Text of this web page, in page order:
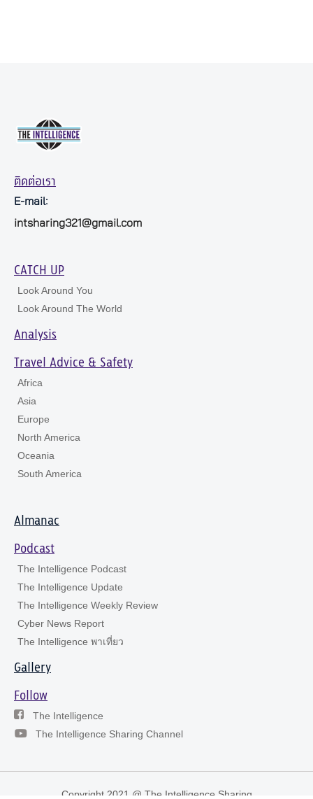
ติดต่อเรา
E-mail:
intsharing321@gmail.com
CATCH UP
Look Around You
Look Around The World
Analysis
Travel Advice & Safety
Africa
Asia
Europe
North America
Oceania
South America
Almanac
Podcast
The Intelligence Podcast
The Intelligence Update
The Intelligence Weekly Review
Cyber News Report
The Intelligence พาเที่ยว
Gallery
Follow
The Intelligence
The Intelligence Sharing Channel
Copyright 2021 @ The Intelligence Sharing